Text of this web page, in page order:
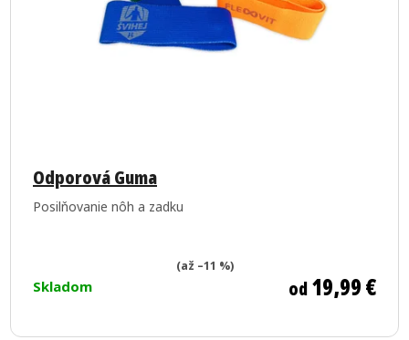
Odporová Guma
Posilňovanie nôh a zadku
hodnotenie
produktu
5
Skladom od19,99 €
(až –11 %)